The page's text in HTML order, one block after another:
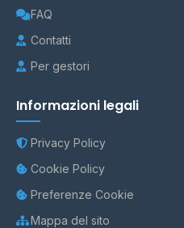
FAQ
Contatti
Per gestori
Informazioni legali
Privacy Policy
Cookie Policy
Preferenze Cookie
Mappa del sito